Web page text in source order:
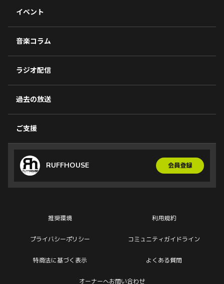
イベント
音楽コラム
ラジオ配信
過去の放送
ご支援
RUFFHOUSE 会員登録
推奨環境 利用規約
プライバシーポリシー コミュニティガイドライン
特商法に基づく表示 よくある質問
オーナーへお問い合わせ